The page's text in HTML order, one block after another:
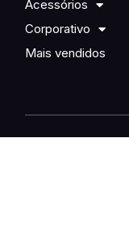
Acessórios
Corporativo
Mais vendidos